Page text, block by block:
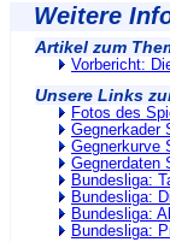
Weitere
Artikel zum
Vorbericht:
Unsere Links
Fotos des
Gegnerkader
Gegnerkurve
Gegnerdaten
Bundesliga:
Bundesliga:
Bundesliga:
Bundesliga: